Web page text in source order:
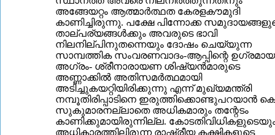
അങ്ങേയറ്റം ആത്മാര്‍ത്ഥത കേരളകൗമുദി
കാണിച്ചിരുന്നു. പക്ഷേ പിന്നോക്ക
താല്പര്യങ്ങള്‍ക്കും അവരുടെ ഭാവി
നിലനില്പിനുതന്നെയും ദോഷം ചെയ്യുന്ന
സാമ്പത്തിക സംവരണവാദം-ആപ്പിന്റെ ഉഗ്രമായ
അഗ്രം- ശ്രീനാരായണ ശിഷ്യന്‍മാരുടെ
അണ്ണാക്കില്‍ അതിസമര്‍ത്ഥമായി
അടിച്ചുകയറ്റിയിരിക്കുന്നു എന്ന് മുഖ്യമന്ത്രി
നമ്പൂതിരിപ്പാടിനെ ഇരുത്തിക്കൊണ്ടുപറയാന്‍
സുകുമാരനല്ലാതെ അധികമാരും തന്റേടം
കാണിക്കുമായിരുന്നില്ല.
അധികാരത്തിലിരുന്ന രാഷ്ട്രീയ കക്ഷികളുടെ